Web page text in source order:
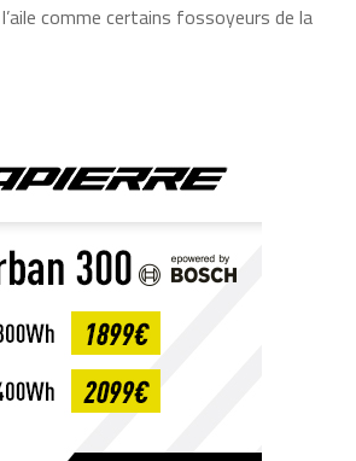
comme certains fossoyeurs de la